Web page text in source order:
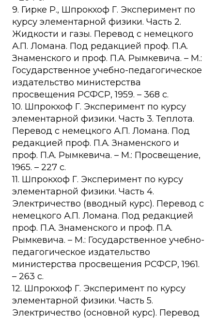
9. Гирке Р., Шпрокхоф Г. Эксперимент по
курсу элементарной физики. Часть 2.
Жидкости и газы. Перевод с немецкого
А.П. Ломана. Под редакцией проф. П.А.
Знаменского и проф. П.А. Рымкевича. – М.:
Государственное учебно-педагогическое
издательство министерства
просвещения РСФСР, 1959. – 368 с.
10. Шпрокхоф Г. Эксперимент по курсу
элементарной физики. Часть 3. Теплота.
Перевод с немецкого А.П. Ломана. Под
редакцией проф. П.А. Знаменского и
проф. П.А. Рымкевича. – М.: Просвещение,
1965. – 227 с.
11. Шпрокхоф Г. Эксперимент по курсу
элементарной физики. Часть 4.
Электричество (вводный курс). Перевод с
немецкого А.П. Ломана. Под редакцией
проф. П.А. Знаменского и проф. П.А.
Рымкевича. – М.: Государственное учебно-
педагогическое издательство
министерства просвещения РСФСР, 1961.
– 263 с.
12. Шпрокхоф Г. Эксперимент по курсу
элементарной физики. Часть 5.
Электричество (основной курс). Перевод